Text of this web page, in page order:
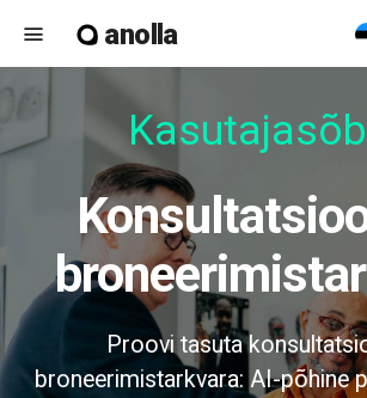
menu anolla
Konsultatsioonide
Proovi tasuta
broneerimistarkvara: AI-põhine